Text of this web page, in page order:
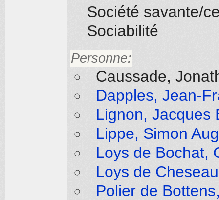
Société savante/
Sociabilité
Personne:
Caussade,
Dapples, Jean-
Lignon, Jacques
Lippe, Simon
Loys de Bochat,
Loys de
Polier de